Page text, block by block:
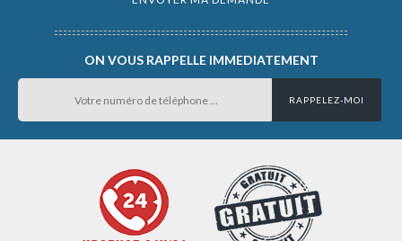
ON VOUS RAPPELLE IMMEDIATEMENT